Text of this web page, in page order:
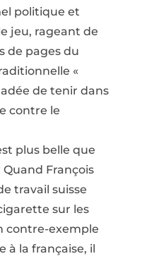
politique et
jeu, rageant de
de pages du
«
de tenir dans
contre le
plus belle que
François
travail suisse
sur les
contre-exemple
à la française, il